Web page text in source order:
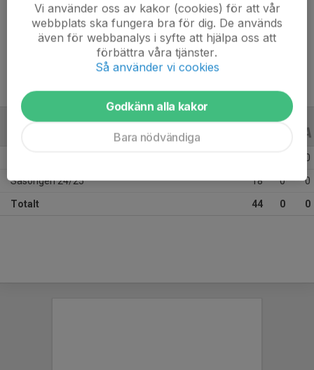
Position
-
13 år
ALLA ÅR
0
Säsongen 24/25 18 0 0
Totalt 44 0 0
Vi använder oss av kakor (cookies) för att vår
webbplats ska fungera bra för dig. De används
även för webbanalys i syfte att hjälpa oss att
förbättra våra tjänster.
Så använder vi cookies
Godkänn alla kakor
Bara nödvändiga